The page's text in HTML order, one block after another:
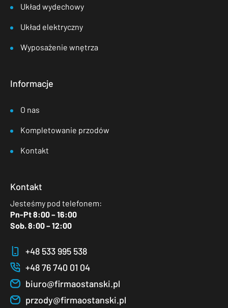
Układ wydechowy
Układ elektryczny
Wyposażenie wnętrza
Informacje
O nas
Kompletowanie przodów
Kontakt
Kontakt
Jesteśmy pod telefonem:
Pn-Pt 8:00 – 16:00
Sob. 8:00 – 12:00
+48 533 995 538
+48 76 740 01 04
biuro@firmaostanski.pl
przody@firmaostanski.pl